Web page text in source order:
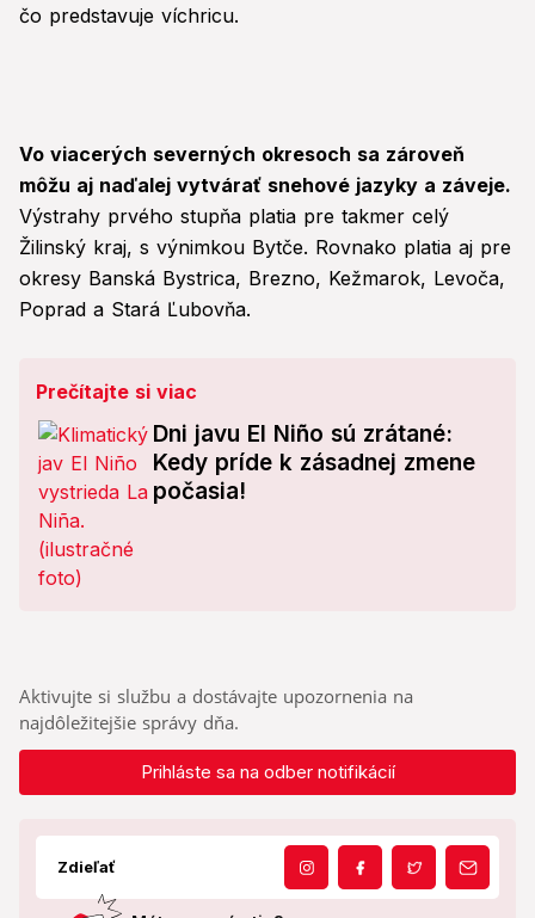
čo predstavuje víchricu.
Vo viacerých severných okresoch sa zároveň
môžu aj naďalej vytvárať snehové jazyky a záveje.
Výstrahy prvého stupňa platia pre takmer celý
Žilinský kraj, s výnimkou Bytče. Rovnako platia aj pre
okresy Banská Bystrica, Brezno, Kežmarok, Levoča,
Poprad a Stará Ľubovňa.
Prečítajte si viac
Dni javu El Niño sú zrátané:
Kedy príde k zásadnej zmene
počasia!
Aktivujte si službu a dostávajte upozornenia na
najdôležitejšie správy dňa.
Prihláste sa na odber notifikácií
Zdieľať